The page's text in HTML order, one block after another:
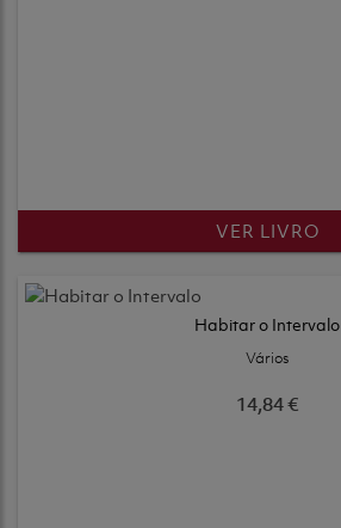
VER LIVRO
Habitar o Intervalo
Vários
14,84 €